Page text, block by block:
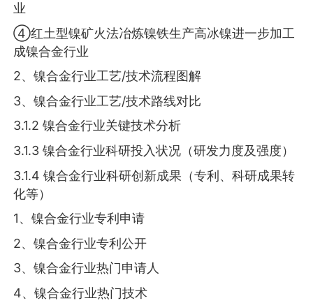
业
④红土型镍矿火法冶炼镍铁生产高冰镍进一步加工
成镍合金行业
2、镍合金行业工艺/技术流程图解
3、镍合金行业工艺/技术路线对比
3.1.2 镍合金行业关键技术分析
3.1.3 镍合金行业科研投入状况（研发力度及强度）
3.1.4 镍合金行业科研创新成果（专利、科研成果转
化等）
1、镍合金行业专利申请
2、镍合金行业专利公开
3、镍合金行业热门申请人
4、镍合金行业热门技术